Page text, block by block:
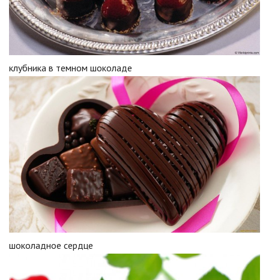
клубника в темном шоколаде
шоколадное сердце